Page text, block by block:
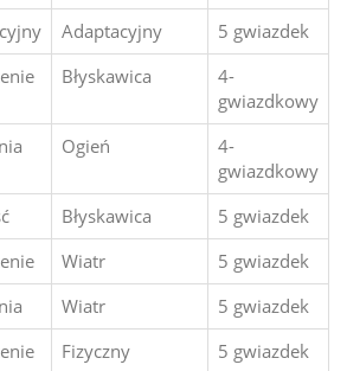
Adaptacyjny
5 gwiazdek
Błyskawica
4-
gwiazdkowy
Ogień
4-
gwiazdkowy
Błyskawica
5 gwiazdek
Wiatr
5 gwiazdek
Wiatr
5 gwiazdek
Fizyczny
5 gwiazdek